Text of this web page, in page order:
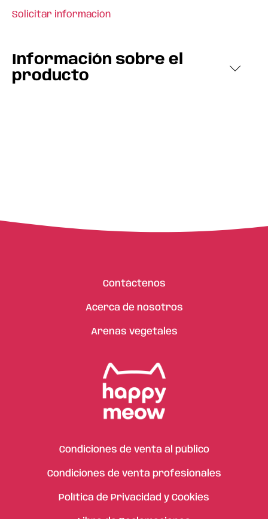
Solicitar información
Información sobre el
producto
Contáctenos
Acerca de nosotros
Arenas vegetales
Condiciones de venta al público
Condiciones de venta profesionales
Política de Privacidad y Cookies